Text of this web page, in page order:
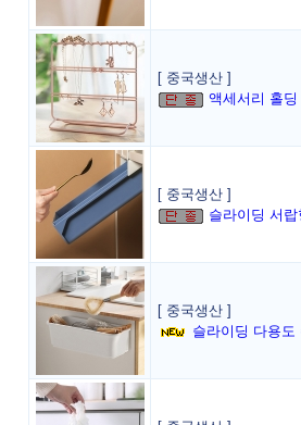
[ 중국생산 ]
액세서리 홀딩
[ 중국생산 ]
슬라이딩 서
[ 중국생산 ]
슬라이딩 다용도